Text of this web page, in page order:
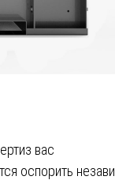
вас
оспорить незави…